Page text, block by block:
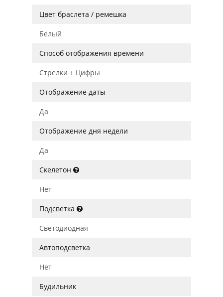
Цвет браслета / ремешка
Белый
Способ отображения времени
Стрелки + Цифры
Отображение даты
Да
Отображение дня недели
Да
Скелетон
Нет
Подсветка
Светодиодная
Автоподсветка
Нет
Будильник